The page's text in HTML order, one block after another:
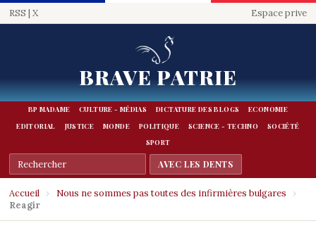
RSS | X Espace prive
BRAVE PATRIE
BP MADAME CULTURE - MÉDIAS DICTATURE DES BLOGS
ECONOMIE
EDITORIAL
JUSTICE MONDE POLITIQUE SCIENCE - TECHNO
SOCIÉTÉ
SPORT
Accueil › Nous ne sommes pas toutes des infirmières bulgares
›
Reagir